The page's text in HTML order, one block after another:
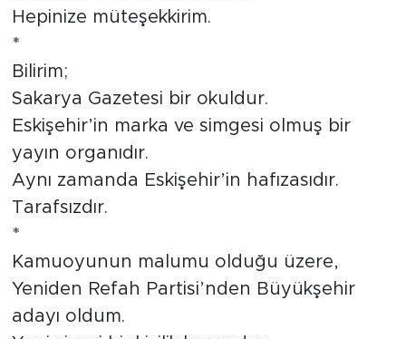
Hepinize müteşekkirim.
*
Bilirim;
Sakarya Gazetesi bir okuldur.
Eskişehir’in marka ve simgesi olmuş bir
yayın organıdır.
Aynı zamanda Eskişehir’in hafızasıdır.
Tarafsızdır.
*
Kamuoyunun malumu olduğu üzere,
Yeniden Refah Partisi’nden Büyükşehir
adayı oldum.